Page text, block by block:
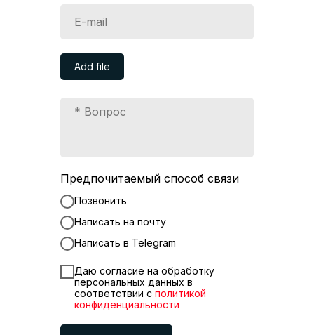
Add file
Предпочитаемый способ связи
Позвонить
Написать на почту
Написать в Telegram
Даю согласие на обработку
персональных данных в
соответствии с политикой
конфиденциальности